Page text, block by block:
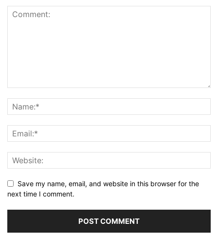
Save my name, email, and website in this browser for the
next time I comment.